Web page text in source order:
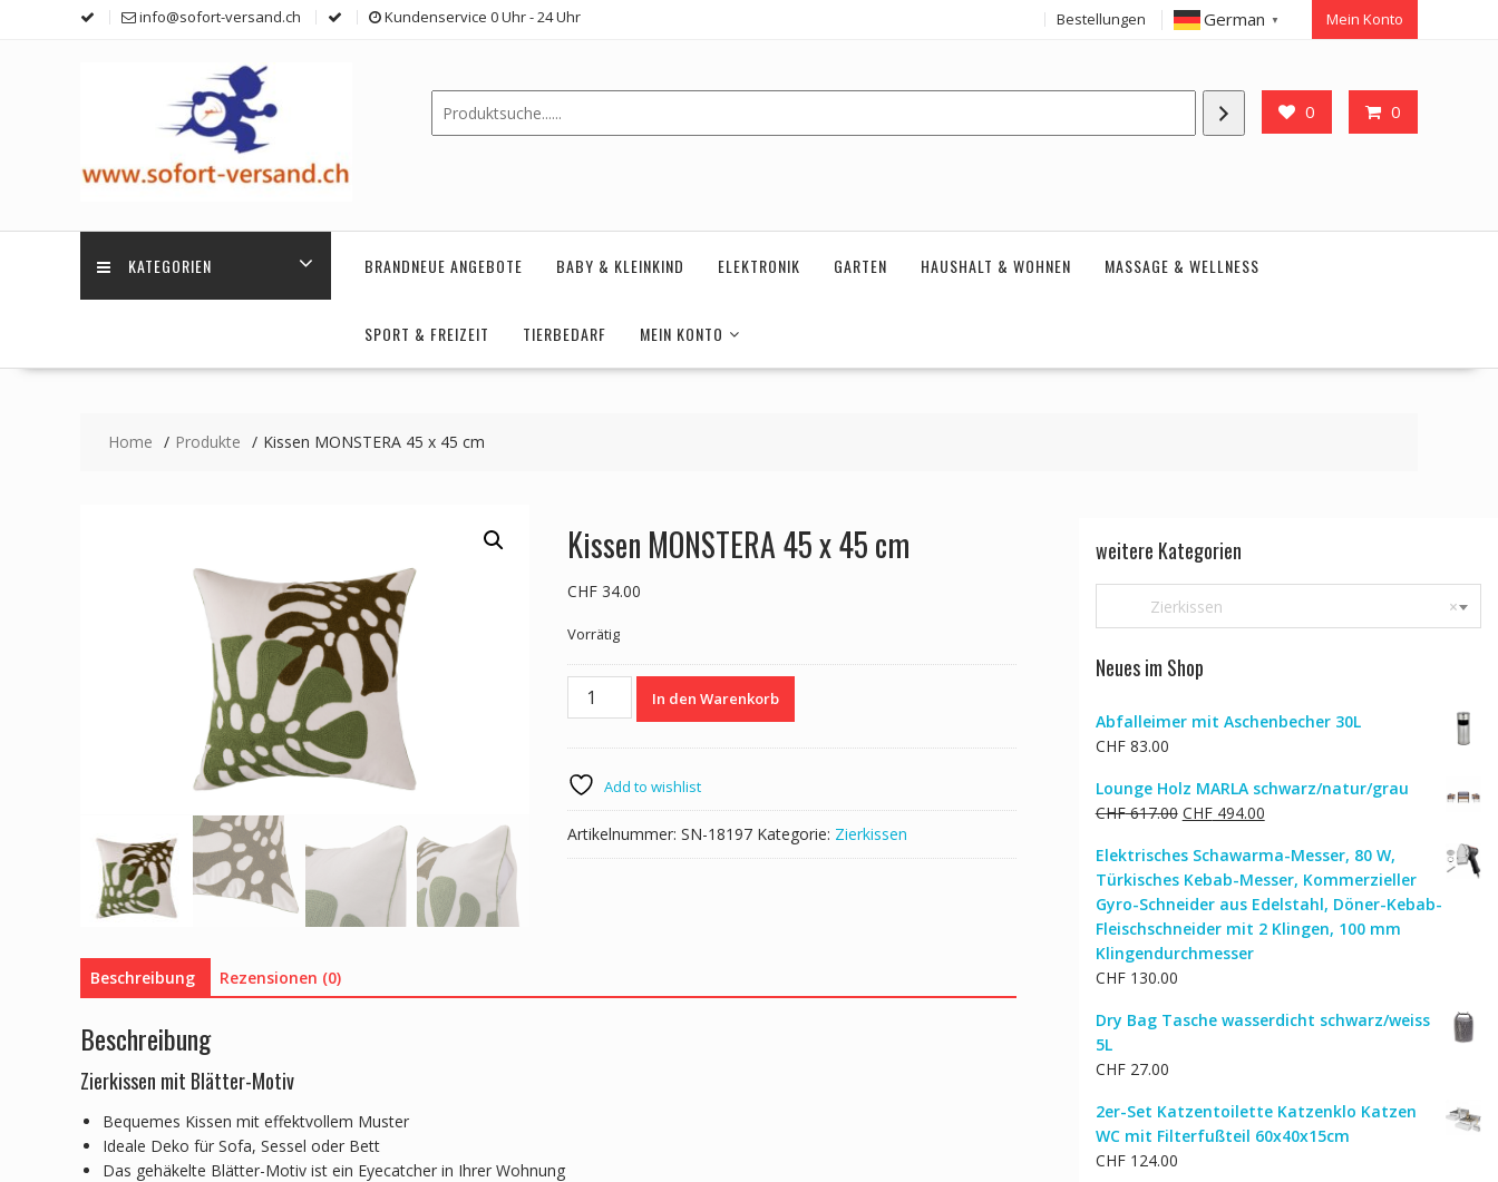
info@sofort-versand.ch Kundenservice 0 Uhr - 24 Uhr Bestellungen German ▼ Mein Konto
0 0
KATEGORIEN BRANDNEUE ANGEBOTE BABY & KLEINKIND ELEKTRONIK GARTEN HAUSHALT & WOHNEN MASSAGE & WELLNESS
SPORT & FREIZEIT TIERBEDARF MEIN KONTO
Home Produkte Kissen MONSTERA 45 x 45 cm
Kissen MONSTERA 45 x 45 cm
CHF34.00
Vorrätig
Kissen
45
cm
Menge
In den Warenkorb
Add to wishlist
Artikelnummer: SN-18197 Kategorie: Zierkissen
Beschreibung Rezensionen (0)
Beschreibung
Zierkissen mit Blätter-Motiv
Bequemes Kissen mit effektvollem Muster
Ideale Deko für Sofa, Sessel oder Bett
Das gehäkelte Blätter-Motiv ist ein Eyecatcher in Ihrer Wohnung
weitere Kategorien
×
Zierkissen
Neues im Shop
Abfalleimer mit Aschenbecher 30L
CHF83.00
Lounge Holz MARLA schwarz/natur/grau
CHF617.00 Ursprünglicher
war:
CHF 617.00
CHF494.00Aktueller
ist:
CHF 494.00.
Elektrisches Schawarma-Messer, 80 W,
Türkisches Kebab-Messer, Kommerzieller
Gyro-Schneider aus Edelstahl, Döner-Kebab-
Fleischschneider mit 2 Klingen, 100 mm
Klingendurchmesser
CHF130.00
Dry Bag Tasche wasserdicht schwarz/weiss
5L
CHF27.00
2er-Set Katzentoilette Katzenklo Katzen
WC mit Filterfußteil 60x40x15cm
CHF124.00